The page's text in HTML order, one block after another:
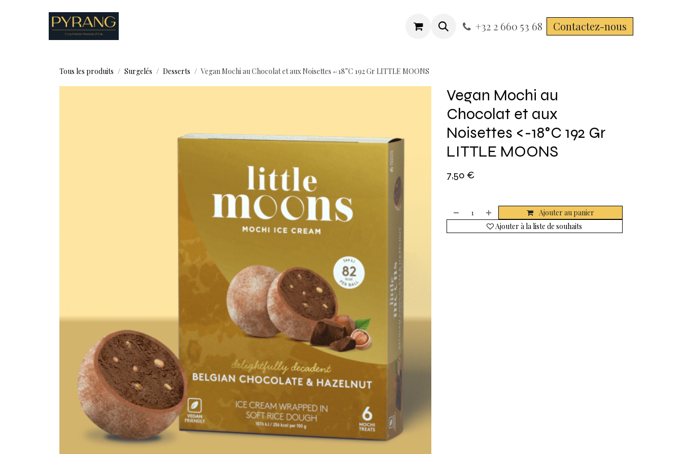
+32 2 660 53 68 Contactez-nous
Tous les produits Surgelés Desserts Vegan Mochi au Chocolat et aux Noisettes <-18°C 192 Gr LITTLE MOONS
Vegan Mochi au
Chocolat et aux
Noisettes <-18°C 192 Gr
LITTLE MOONS
7,50 €
Ajouter au panier
Ajouter à la liste de souhaits